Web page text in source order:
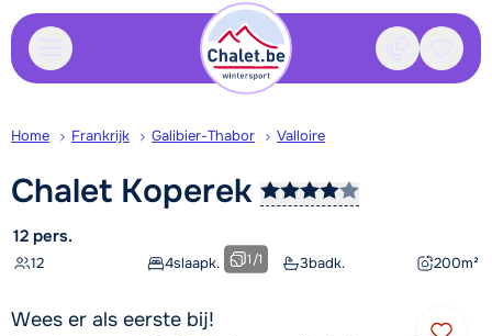
Contact
Home Frankrijk Galibier-Thabor Valloire
Chalet Koperek
12 pers.
12 4slaapk. 3badk. 200m²
1/1
Wees er als eerste bij!